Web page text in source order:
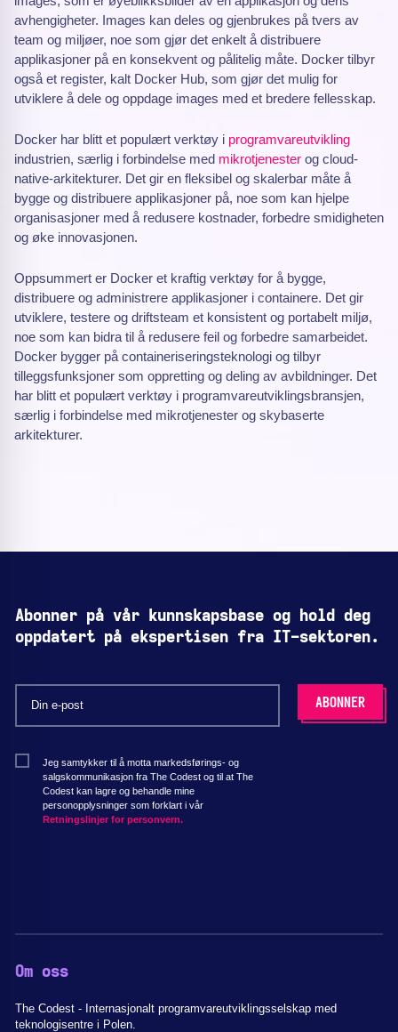
avhengigheter. Images kan deles og gjenbrukes på tvers av
team og miljøer, noe som gjør det enkelt å distribuere
applikasjoner på en konsekvent og pålitelig måte. Docker tilbyr
også et register, kalt Docker Hub, som gjør det mulig for
utviklere å dele og oppdage images med et bredere fellesskap.
Docker har blitt et populært verktøy i programvareutvikling
industrien, særlig i forbindelse med mikrotjenester og cloud-
native-arkitekturer. Det gir en fleksibel og skalerbar måte å
bygge og distribuere applikasjoner på, noe som kan hjelpe
organisasjoner med å redusere kostnader, forbedre smidigheten
og øke innovasjonen.
Oppsummert er Docker et kraftig verktøy for å bygge,
distribuere og administrere applikasjoner i containere. Det gir
utviklere, testere og driftsteam et konsistent og portabelt miljø,
noe som kan bidra til å redusere feil og forbedre samarbeidet.
Docker bygger på containeriseringsteknologi og tilbyr
tilleggsfunksjoner som oppretting og deling av avbildninger. Det
har blitt et populært verktøy i programvareutviklingsbransjen,
særlig i forbindelse med mikrotjenester og skybaserte
arkitekturer.
Abonner på vår kunnskapsbase og hold deg
oppdatert på ekspertisen fra IT-sektoren.
Jeg samtykker til å motta markedsførings- og
salgskommunikasjon fra The Codest og til at The
Codest kan lagre og behandle mine
personopplysninger som forklart i vår
Retningslinjer for personvern.
Om oss
The Codest - Internasjonalt programvareutviklingsselskap med
teknologisentre i Polen.